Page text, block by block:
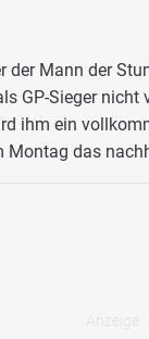
der Mann der
GP-Sieger
ihm ein
Montag das